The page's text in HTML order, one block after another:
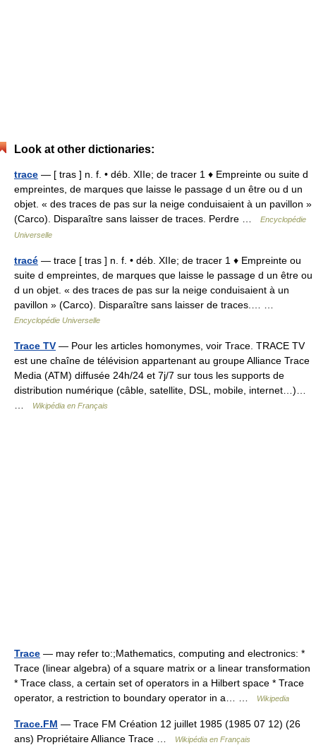
Look at other dictionaries:
trace — [ tras ] n. f. • déb. XIIe; de tracer 1 ♦ Empreinte ou suite d
empreintes, de marques que laisse le passage d un être ou d un
objet. « des traces de pas sur la neige conduisaient à un pavillon »
(Carco). Disparaître sans laisser de traces. Perdre …
Encyclopédie
Universelle
tracé — trace [ tras ] n. f. • déb. XIIe; de tracer 1 ♦ Empreinte ou
suite d empreintes, de marques que laisse le passage d un être ou
d un objet. « des traces de pas sur la neige conduisaient à un
pavillon » (Carco). Disparaître sans laisser de traces.… …
Encyclopédie Universelle
Trace TV — Pour les articles homonymes, voir Trace. TRACE TV
est une chaîne de télévision appartenant au groupe Alliance Trace
Media (ATM) diffusée 24h/24 et 7j/7 sur tous les supports de
distribution numérique (câble, satellite, DSL, mobile, internet…)…
Wikipédia en Français
Trace — may refer to:;Mathematics, computing and electronics: *
Trace (linear algebra) of a square matrix or a linear transformation
* Trace class, a certain set of operators in a Hilbert space * Trace
operator, a restriction to boundary operator in a… …
Wikipedia
Trace.FM — Trace FM Création 12 juillet 1985 (1985 07 12) (26
ans) Propriétaire Alliance Trace …
Wikipédia en Français